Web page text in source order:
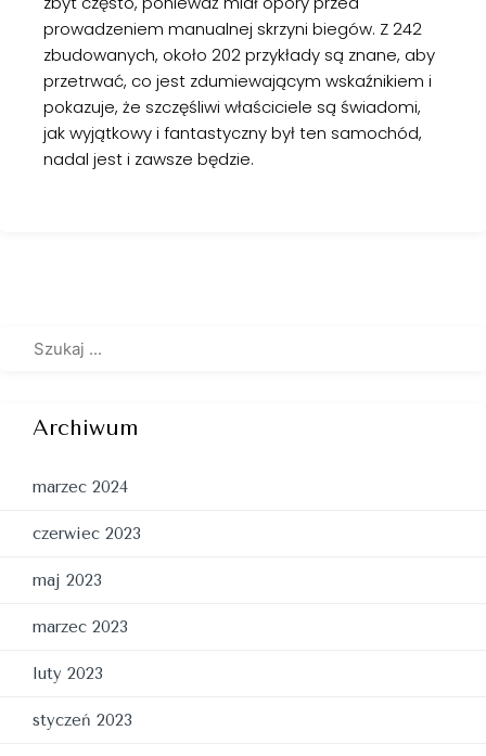
prowadzeniem manualnej skrzyni biegów. Z 242
zbudowanych, około 202 przykłady są znane, aby
przetrwać, co jest zdumiewającym wskaźnikiem i
pokazuje, że szczęśliwi właściciele są świadomi,
jak wyjątkowy i fantastyczny był ten samochód,
nadal jest i zawsze będzie.
Archiwum
marzec 2024
czerwiec 2023
maj 2023
marzec 2023
luty 2023
styczeń 2023